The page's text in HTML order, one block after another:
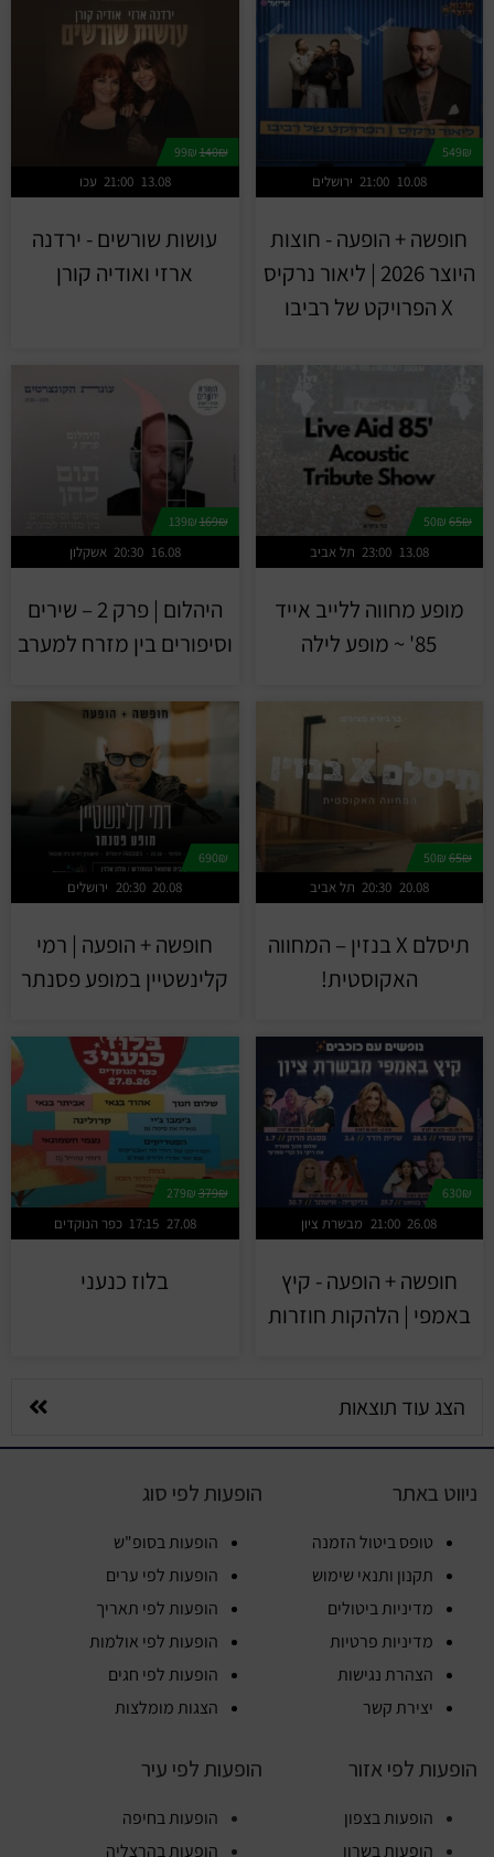
549₪
ירושלים 21:00 10.08
חופשה + הופעה - חוצות
היוצר 2026 | ליאור נרקיס
X הפרויקט של רביבו
140₪
99₪
עכו 21:00 13.08
עושות שורשים - ירדנה
ארזי ואודיה קורן
65₪
תל אביב 23:00 13.08
מופע מחווה ללייב אייד
85' ~ מופע לילה
169₪
139₪
אשקלון 20:30 16.08
היהלום | פרק 2 – שירים
וסיפורים בין מזרח למערב
65₪
תל אביב 20:30 20.08
תיסלם X בנזין – המחווה
האקוסטית!
690₪
ירושלים 20:30 20.08
חופשה + הופעה | רמי
קלינשטיין במופע פסנתר
630₪
מבשרת ציון 21:00 26.08
חופשה + הופעה - קיץ
באמפי | הלהקות חוזרות
379₪
279₪
כפר הנוקדים 17:15 27.08
בלוז כנעני
הצג עוד תוצאות
ניווט באתר
טופס ביטול הזמנה
תקנון ותנאי שימוש
מדיניות ביטולים
מדיניות פרטיות
הצהרת נגישות
יצירת קשר
הופעות לפי סוג
הופעות בסופ"ש
הופעות לפי ערים
הופעות לפי תאריך
הופעות לפי אולמות
הופעות לפי חגים
הצגות מומלצות
הופעות לפי אזור
הופעות בצפון
הופעות בשרון
הופעות לפי עיר
הופעות בחיפה
הופעות בהרצליה